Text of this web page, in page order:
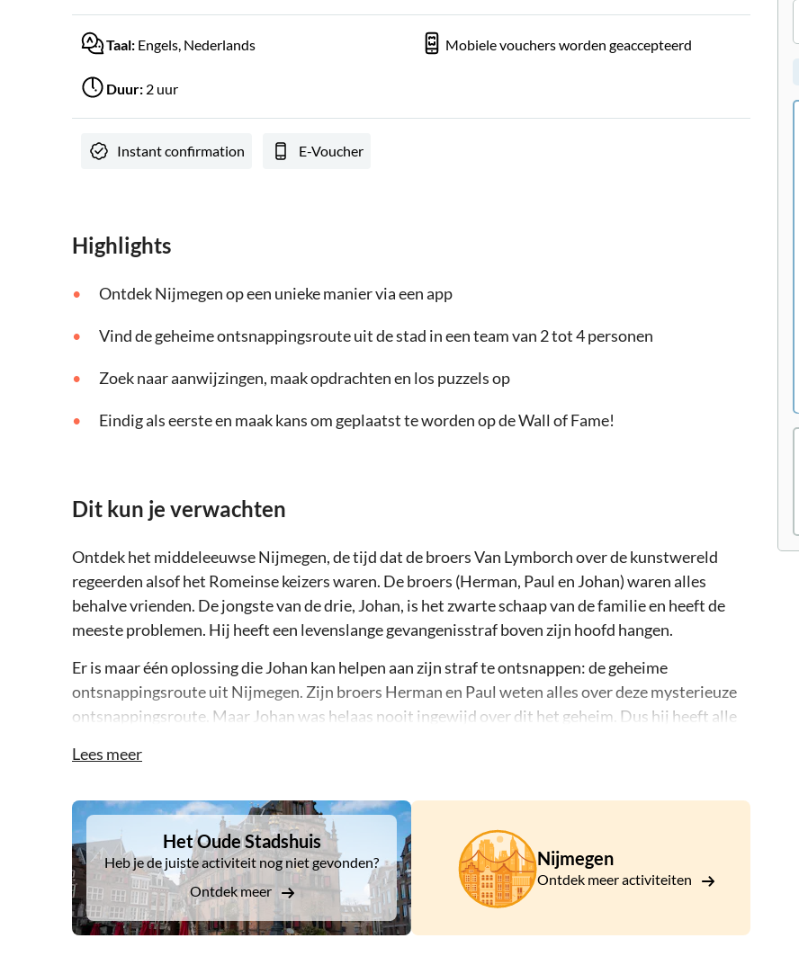
Taal: Engels, Nederlands Mobiele vouchers worden geaccepteerd
Duur: 2 uur
Instant confirmation E-Voucher
Highlights
Ontdek Nijmegen op een unieke manier via een app
Vind de geheime ontsnappingsroute uit de stad in een team van 2 tot 4 personen
Zoek naar aanwijzingen, maak opdrachten en los puzzels op
Eindig als eerste en maak kans om geplaatst te worden op de Wall of Fame!
Dit kun je verwachten
Ontdek het middeleeuwse Nijmegen, de tijd dat de broers Van Lymborch over de kunstwereld
regeerden alsof het Romeinse keizers waren. De broers (Herman, Paul en Johan) waren alles
behalve vrienden. De jongste van de drie, Johan, is het zwarte schaap van de familie en heeft de
meeste problemen. Hij heeft een levenslange gevangenisstraf boven zijn hoofd hangen.
Er is maar één oplossing die Johan kan helpen aan zijn straf te ontsnappen: de geheime
ontsnappingsroute uit Nijmegen. Zijn broers Herman en Paul weten alles over deze mysterieuze
ontsnappingsroute. Maar Johan was helaas nooit ingewijd over dit het geheim. Dus hij heeft alle
lastige vragen te beantwoorden en grappige raadsels op te lossen. Je speelt de Escape Tour met
behulp van een app die je van te voren moet downloaden. Bereid je voor op een race tegen de klok
waarbij je puzzels oplost om binnen 2 uur uit de stad te ontsnappen. Het startpunt van de Escape
Tour Nijmegen is bij de Mariënburgkapel. Succes!
Lees meer
DSA1Het Oude Stadshuis
Het Oude Stadshuis
Heb je de juiste activiteit nog niet gevonden?
Ontdek meer
Nijmegen
Ontdek meer activiteiten